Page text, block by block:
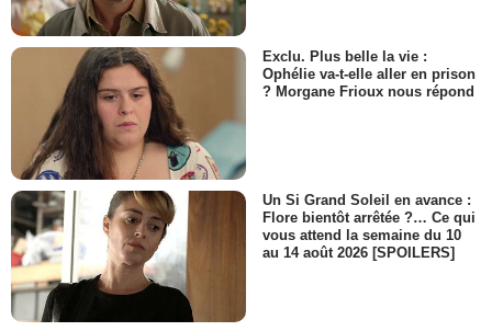
Exclu. Plus belle la vie :
Ophélie va-t-elle aller en prison
? Morgane Frioux nous répond
Un Si Grand Soleil en avance :
Flore bientôt arrêtée ?… Ce qui
vous attend la semaine du 10
au 14 août 2026 [SPOILERS]